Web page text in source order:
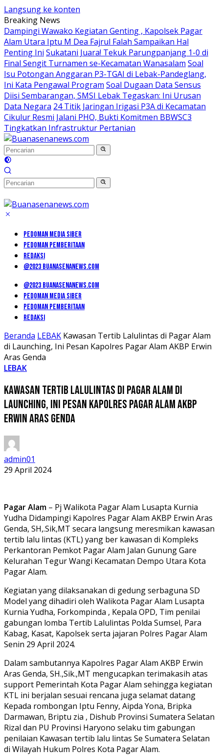
Langsung ke konten
Breaking News
Dampingi Wawako Kegiatan Genting , Kapolsek Pagar
Alam Utara Iptu M Dea Fajrul Falah Sampaikan Hal
Penting Ini Sukatani Juara! Tekuk Parungpanjang 1-0 di
Final Sengit Turnamen se-Kecamatan Wanasalam Soal
Isu Potongan Anggaran P3-TGAI di Lebak-Pandeglang,
Ini Kata Pengawal Program Soal Dugaan Data Sensus
Diisi Sembarangan, SMSI Lebak Tegaskan: Ini Urusan
Data Negara 24 Titik Jaringan Irigasi P3A di Kecamatan
Cikulur Resmi Jalani PHO, Bukti Komitmen BBWSC3
Tingkatkan Infrastruktur Pertanian
PEDOMAN MEDIA SIBER
PEDOMAN PEMBERITAAN
REDAKSI
@2023 BUANASENANEWS.COM
@2023 BUANASENANEWS.COM
PEDOMAN MEDIA SIBER
PEDOMAN PEMBERITAAN
REDAKSI
Beranda LEBAK Kawasan Tertib Lalulintas di Pagar Alam
di Launching, Ini Pesan Kapolres Pagar Alam AKBP Erwin
Aras Genda
LEBAK
Kawasan Tertib Lalulintas di Pagar Alam di
Launching, Ini Pesan Kapolres Pagar Alam AKBP
Erwin Aras Genda
admin01
29 April 2024
Pagar Alam – Pj Walikota Pagar Alam Lusapta Kurnia
Yudha Didampingi Kapolres Pagar Alam AKBP Erwin Aras
Genda, SH,.Sik,MT secara langsung meresmikan kawasan
tertib lalu lintas (KTL) yang ber kawasan di Kompleks
Perkantoran Pemkot Pagar Alam Jalan Gunung Gare
Kelurahan Tegur Wangi Kecamatan Dempo Utara Kota
Pagar Alam.
Kegiatan yang dilaksanakan di gedung serbaguna SD
Model yang dihadiri oleh Walikota Pagar Alam Lusapta
Kurnia Yudha, Forkompinda , Kepala OPD, Tim penilai
gabungan lomba Tertib Lalulintas Polda Sumsel, Para
Kabag, Kasat, Kapolsek serta jajaran Polres Pagar Alam
Senin 29 April 2024.
Dalam sambutannya Kapolres Pagar Alam AKBP Erwin
Aras Genda, SH.,Sik.,MT mengucapkan terimakasih atas
support Pemerintah Kota Pagar Alam sehingga kegiatan
KTL ini berjalan sesuai rencana juga selamat datang
Kepada rombongan Iptu Fenny, Aipda Yona, Bripka
Darmawan, Briptu zia , Dishub Provinsi Sumatera Selatan
Rizal dan PU Provinsi Haryono selaku tim gabungan
penilaian Kawasan tertib lalu lintas Se Sumatera Selatan
di Wilayah Hukum Polres Kota Pagar Alam.